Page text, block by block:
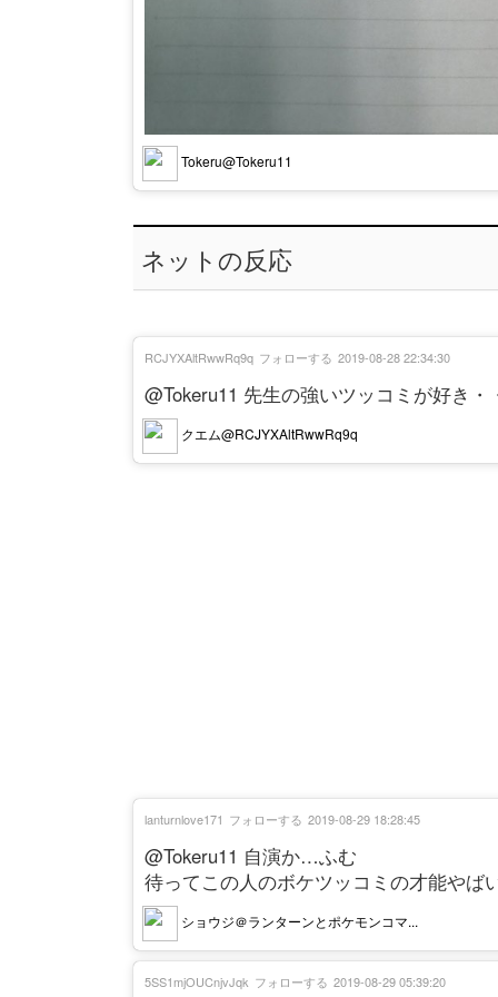
Tokeru@Tokeru11
ネットの反応
@Tokeru11 先生の強いツッコミが好き・
クエム@RCJYXAltRwwRq9q
RCJYXAltRwwRq9q フォローする 2019-08-28 22:34:30
@Tokeru11 自演か…ふむ
待ってこの人のボケツッコミの才能やば
ショウジ＠ランターンとポケモンコマ...
lanturnlove171 フォローする 2019-08-29 18:28:45
5SS1mjOUCnjvJqk フォローする 2019-08-29 05:39:20